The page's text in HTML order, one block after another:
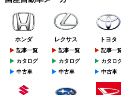
ホンダ
記事一覧
カタログ
中古車
レクサス
記事一覧
カタログ
中古車
トヨタ
記事一
カタロ
中古車